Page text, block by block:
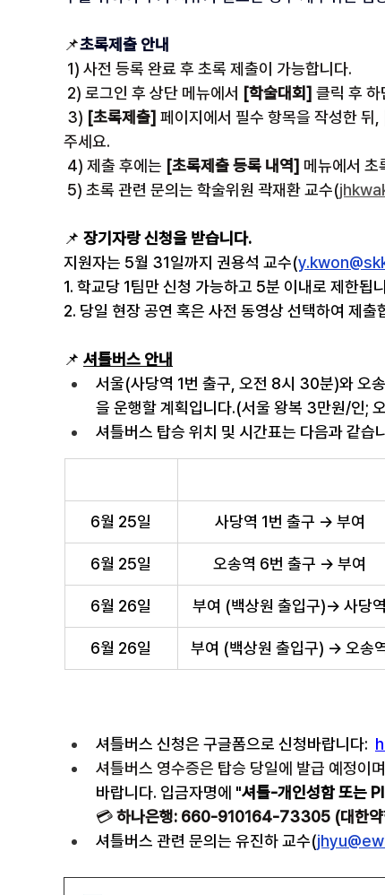
📌초록제출 안내
1) 사전 등록 완료 후 초록 제출이 가능합니다.
2) 로그인 후 상단 메뉴에서 [학술대회] 클릭 후 하
3) [초록제출] 페이지에서 필수 항목을 작성한 뒤,
주세요.
4) 제출 후에는 [초록제출 등록 내역] 메뉴에서 초
5) 초록 관련 문의는 학술위원 곽재환 교수(
📌 장기자랑 신청을 받습니다.
지원자는 5월 31일까지 권용석 교수(
1. 학교당 1팀만 신청 가능하고 5분 이내로 제한됩
2. 당일 현장 공연 혹은 사전 동영상 선택하여 제출
📌 셔틀버스 안내
서울(사당역 1번 출구, 오전 8시 30분)와 오
을 운행할 계획입니다.(서울 왕복 3만원/인;
셔틀버스 탑승 위치 및 시간표는 다음과 같습
6월 25일 사당역 1번 출구 → 부여
6월 25일 오송역 6번 출구 → 부여
6월 26일 부여 (백상원 출입구)→ 사당역
6월 26일 부여 (백상원 출입구) → 오송
셔틀버스 신청은 구글폼으로 신청바랍니다:
셔틀버스 영수증은 탑승 당일에 발급 예정이며
바랍니다. 입금자명에 "셔틀-개인성함 또는
💳 하나은행: 660-910164-73305 (대한약
셔틀버스 관련 문의는 유진하 교수(